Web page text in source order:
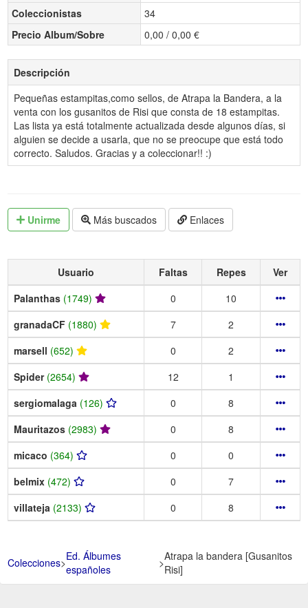
Coleccionistas
34
Precio Album/Sobre
0,00 / 0,00 €
Descripción
Pequeñas estampitas,como sellos, de Atrapa la Bandera, a la
venta con los gusanitos de Risi que consta de 18 estampitas.
Las lista ya está totalmente actualizada desde algunos días, si
alguien se decide a usarla, que no se preocupe que está todo
correcto. Saludos. Gracias y a coleccionar!! :)
Unirme Más buscados Enlaces
Usuario Faltas Repes
Ver
Palanthas (1749) 0
10
granadaCF (1880) 7
2
marsell (652) 0
2
Spider (2654) 12
1
sergiomalaga (126) 0
8
Mauritazos (2983) 0
8
micaco (364) 0
0
belmix (472) 0
7
villateja (2133) 0 8
Colecciones>Ed. Álbumes
españoles
>Atrapa la bandera [Gusanitos
Risi]